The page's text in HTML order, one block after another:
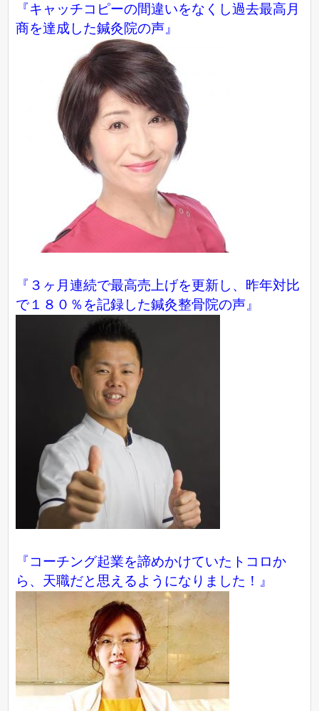
『キャッチコピーの間違いをなくし過去最高月
商を達成した鍼灸院の声』
『３ヶ月連続で最高売上げを更新し、昨年対比
で１８０％を記録した鍼灸整骨院の声』
『コーチング起業を諦めかけていたトコロか
ら、天職だと思えるようになりました！』